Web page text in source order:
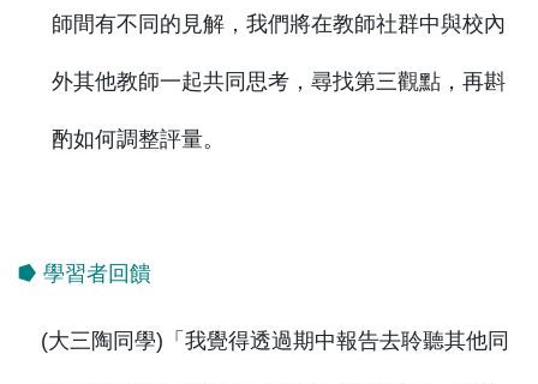
師間有不同的見解，我們將在教師社群中與校內
外其他教師一起共同思考，尋找第三觀點，再斟
酌如何調整評量。
⭓ 學習者回饋
(大三陶同學)「我覺得透過期中報告去聆聽其他同